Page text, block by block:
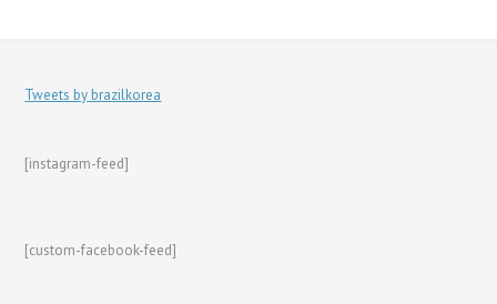
Tweets by brazilkorea
[instagram-feed]
[custom-facebook-feed]